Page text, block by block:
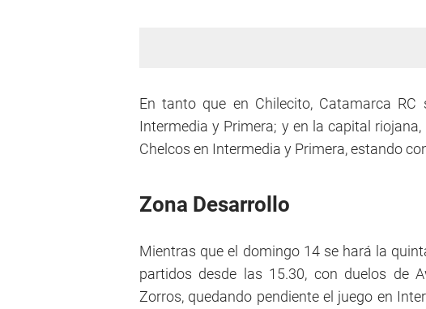
En tanto que en Chilecito, Catamarca RC
Intermedia y Primera; y en la capital
Chelcos en Intermedia y Primera, estando
Zona Desarrollo
Mientras que el domingo 14 se hará la
partidos desde las 15.30, con duelos de
Zorros, quedando pendiente el juego en